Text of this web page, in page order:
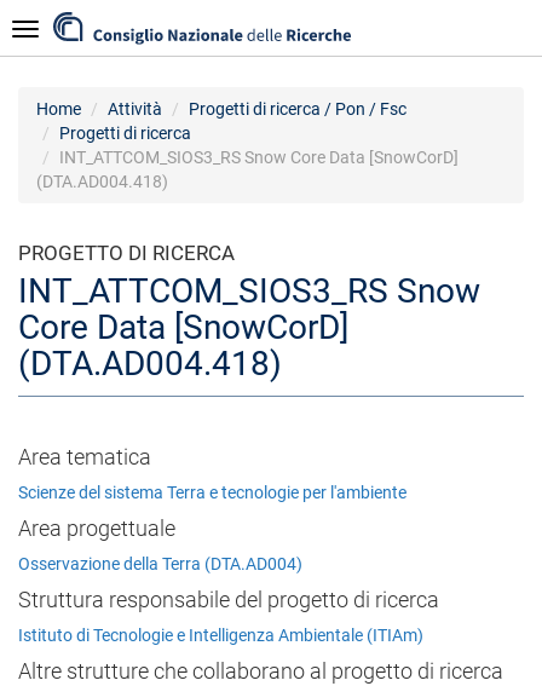
al
contenuto
Navigazione
Home Attività
Progetti di ricerca / Pon / Fsc
Progetti di ricerca
INT_ATTCOM_SIOS3_RS Snow Core Data [SnowCorD]
(DTA.AD004.418)
PROGETTO DI RICERCA
INT_ATTCOM_SIOS3_RS Snow
Core Data [SnowCorD]
(DTA.AD004.418)
Area tematica
Scienze del sistema Terra e tecnologie per l'ambiente
Area progettuale
Osservazione della Terra (DTA.AD004)
Struttura responsabile del progetto di ricerca
Istituto di Tecnologie e Intelligenza Ambientale (ITIAm)
Altre strutture che collaborano al progetto di ricerca